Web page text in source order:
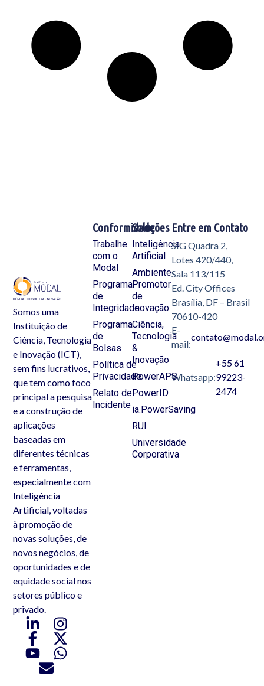
Somos uma
Instituição de
Ciência, Tecnologia
e Inovação (ICT),
sem fins lucrativos,
que tem como foco
principal a pesquisa
e a construção de
aplicações
baseadas em
diferentes técnicas
e ferramentas,
especialmente com
Inteligência
Artificial, voltadas
à promoção de
novas soluções, de
novos negócios, de
oportunidades e de
equidade social nos
setores público e
privado.
Soluções
Inteligência
Artificial
Ambiente
Promotor
de
Inovação
Ciência,
Tecnologia
&
Inovação
PowerAPS
PowerID
ia.PowerSaving
RUI
Universidade
Corporativa
Conformidade
Trabalhe
com o
Modal
Programa
de
Integridade
Programa
de
Bolsas
Política de
Privacidade
Relato de
Incidente
Entre em Contato
SIG Quadra 2,
Lotes 420/440,
Sala 113/115
Ed. City Offices
Brasília, DF – Brasil
70610-420
E-
mail:
Whatsapp:
+55 61
99223-
2474